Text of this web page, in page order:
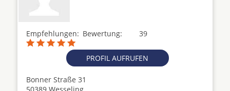
Empfehlungen: 39
Bewertung:
PROFIL AUFRUFEN
Bonner Straße 31